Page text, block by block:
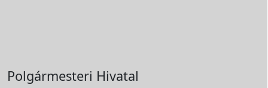
Polgármesteri Hivatal